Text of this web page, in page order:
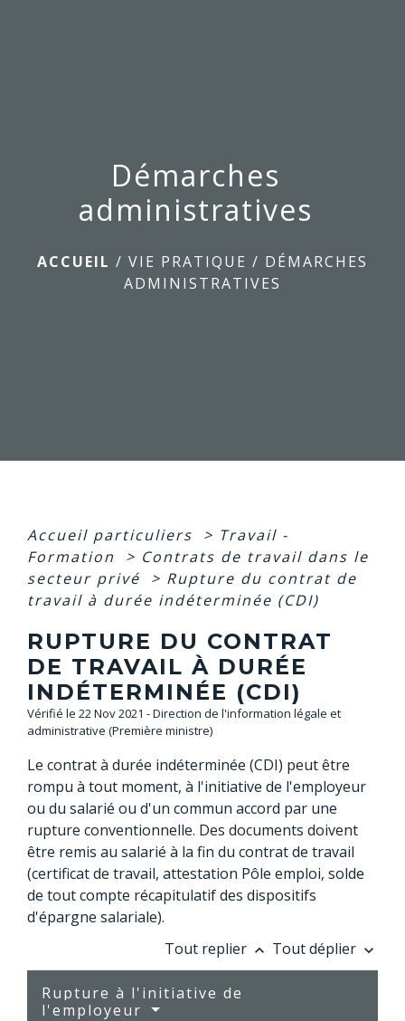
Démarches
administratives
ACCUEIL / VIE PRATIQUE / DÉMARCHES
ADMINISTRATIVES
Accueil particuliers > Travail -
Formation
> Contrats de travail dans le
secteur privé
> Rupture du contrat de
travail à durée indéterminée (CDI)
RUPTURE DU CONTRAT
DE TRAVAIL À DURÉE
INDÉTERMINÉE (CDI)
Vérifié le 22 Nov 2021 - Direction de l'information légale et
administrative (Première ministre)
Le contrat à durée indéterminée (CDI) peut être
rompu à tout moment, à l'initiative de l'employeur
ou du salarié ou d'un commun accord par une
rupture conventionnelle. Des documents doivent
être remis au salarié à la fin du contrat de travail
(certificat de travail, attestation Pôle emploi, solde
de tout compte récapitulatif des dispositifs
d'épargne salariale).
Tout replier keyboard_arrow_up Tout déplier keyboard_arrow_down
Rupture à l'initiative de
l'employeur